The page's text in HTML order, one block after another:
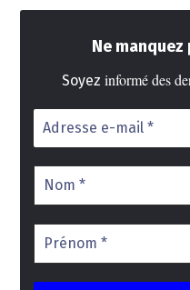
Ne
Soyez informé des